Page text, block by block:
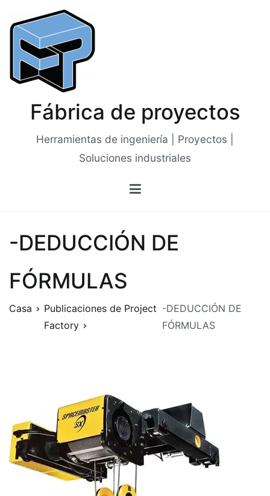
contenido
Fábrica de proyectos
Herramientas de ingeniería | Proyectos |
Soluciones industriales
-DEDUCCIÓN DE
FÓRMULAS
Casa
Publicaciones de Project
Factory
-DEDUCCIÓN DE
FÓRMULAS